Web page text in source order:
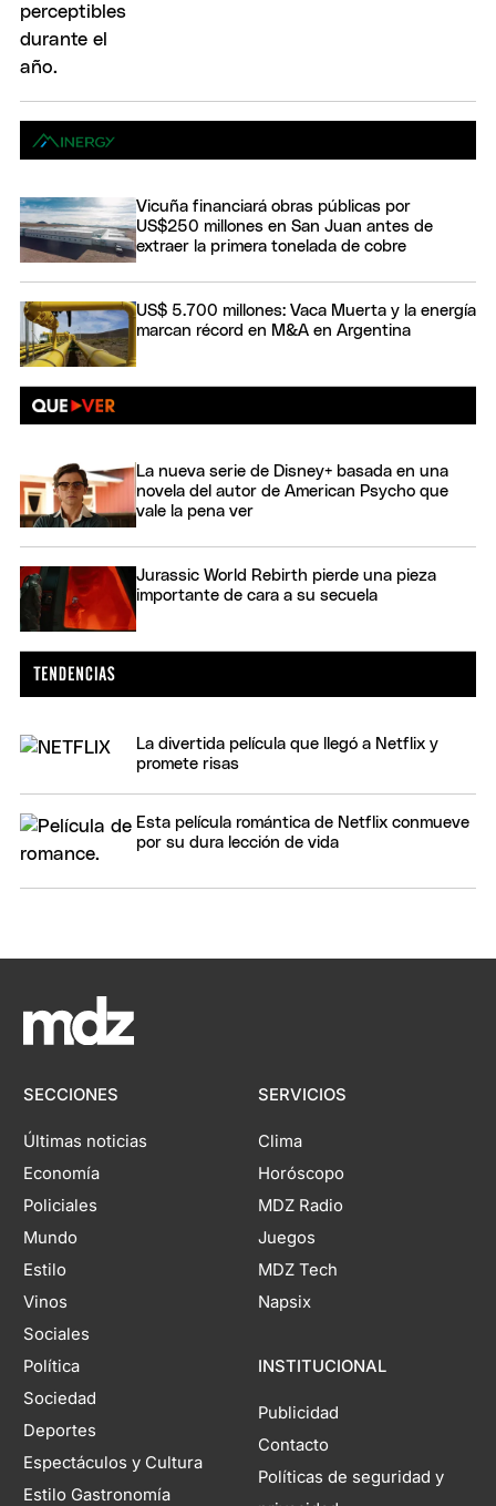
Vicuña financiará obras públicas por
US$250 millones en San Juan antes de
extraer la primera tonelada de cobre
US$ 5.700 millones: Vaca Muerta y la energía
marcan récord en M&A en Argentina
La nueva serie de Disney+ basada en una
novela del autor de American Psycho que
vale la pena ver
Jurassic World Rebirth pierde una pieza
importante de cara a su secuela
La divertida película que llegó a Netflix y
promete risas
Esta película romántica de Netflix conmueve
por su dura lección de vida
SECCIONES
Últimas noticias
Economía
Policiales
Mundo
Estilo
Vinos
Sociales
Política
Sociedad
Deportes
Espectáculos y Cultura
Estilo Gastronomía
SERVICIOS
Clima
Horóscopo
MDZ Radio
Juegos
MDZ Tech
Napsix
INSTITUCIONAL
Publicidad
Contacto
Políticas de seguridad y